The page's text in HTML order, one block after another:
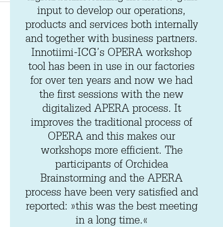
input to develop our operations,
products and services both internally
and together with business partners.
Innotiimi-ICG’s OPERA workshop
tool has been in use in our factories
for over ten years and now we had
the first sessions with the new
digitalized APERA process. It
improves the traditional process of
OPERA and this makes our
workshops more efficient. The
participants of Orchidea
Brainstorming and the APERA
process have been very satisfied and
reported: »this was the best meeting
in a long time.«